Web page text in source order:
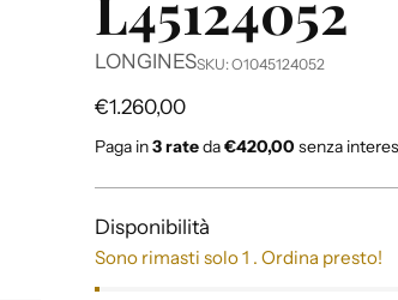
LONGINESSKU: O1045124052
Prezzo
di
€1.260,00
Paga in3 rateda€420,00 senza
Disponibilità
Sono rimasti solo 1 . Ordina presto!